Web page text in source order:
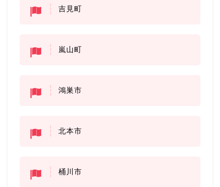
吉見町
嵐山町
鴻巣市
北本市
桶川市